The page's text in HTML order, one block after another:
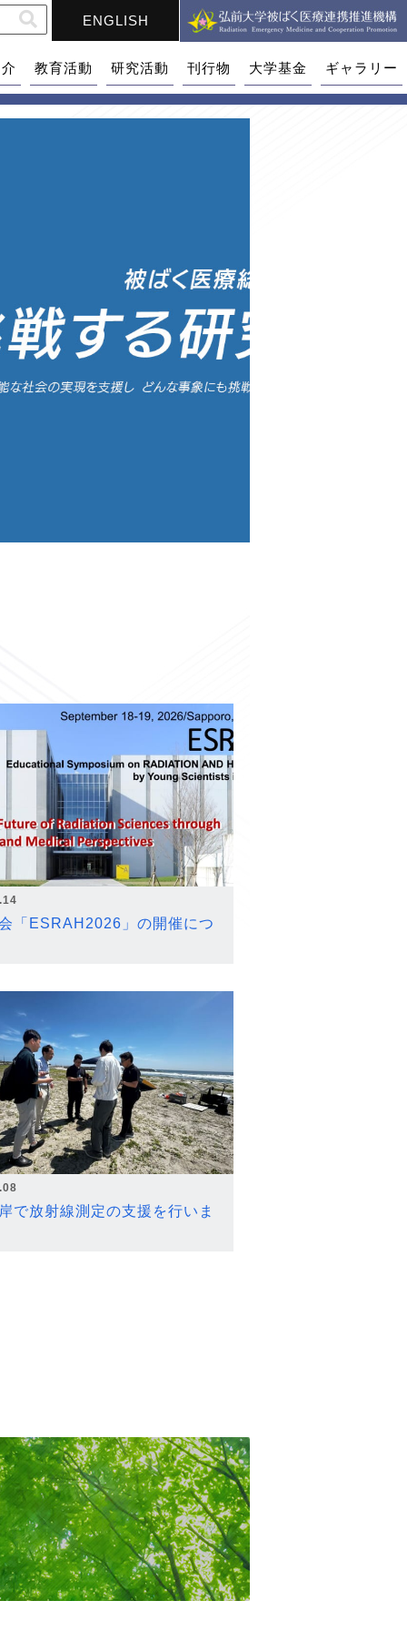
ENGLISH
教育活動 研究活動 刊行物 大学基金 ギャラリー
「ESRAH2026」の開催につ
で放射線測定の支援を行いま